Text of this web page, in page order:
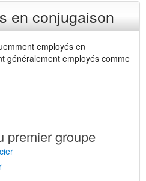
en conjugaison
employés en
généralement employés comme
premier groupe